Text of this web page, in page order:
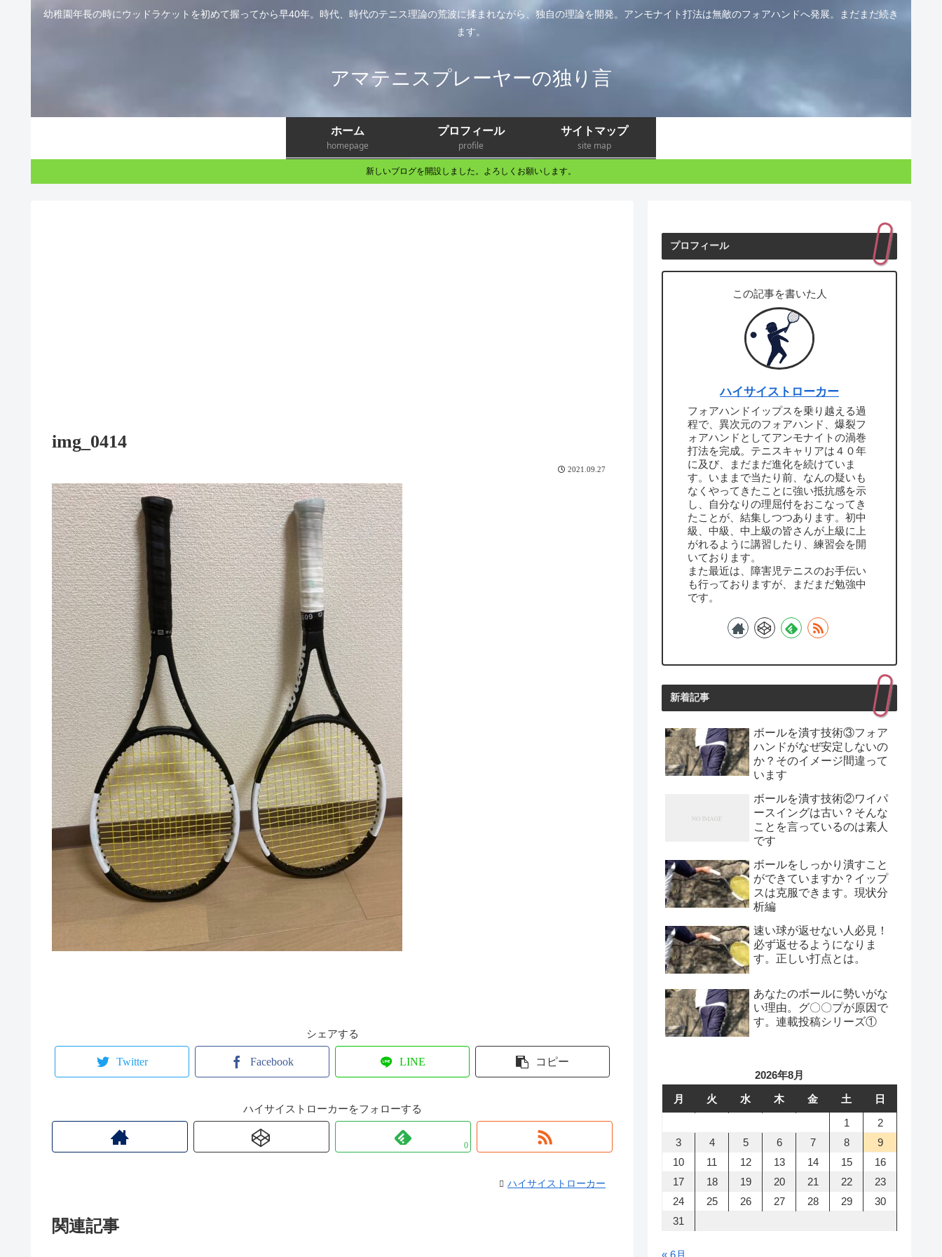
幼稚園年長の時にウッドラケットを初めて握ってから早40年。時代、時代のテニス理論の荒波に揉まれながら、独自の理論を開発。アンモナイト打法は無敵のフォアハンドへ発展。まだまだ続き
ます。
アマテニスプレーヤーの独り言
ホーム
homepage
プロフィール
profile
サイトマップ
site map
新しいブログを開設しました。よろしくお願いします。
img_0414
2021.09.27
シェアする
Twitter Facebook LINE コピー
ハイサイストローカーをフォローする
0
ハイサイストローカー
関連記事
プロフィール
この記事を書いた人
ハイサイストローカー
フォアハンドイップスを乗り越える過
程で、異次元のフォアハンド、爆裂フ
ォアハンドとしてアンモナイトの渦巻
打法を完成。テニスキャリアは４０年
に及び、まだまだ進化を続けていま
す。いままで当たり前、なんの疑いも
なくやってきたことに強い抵抗感を示
し、自分なりの理屈付をおこなってき
たことが、結集しつつあります。初中
級、中級、中上級の皆さんが上級に上
がれるように講習したり、練習会を開
いております。
また最近は、障害児テニスのお手伝い
も行っておりますが、まだまだ勉強中
です。
新着記事
ボールを潰す技術③フォア
ハンドがなぜ安定しないの
か？そのイメージ間違って
います
ボールを潰す技術②ワイパ
ースイングは古い？そんな
ことを言っているのは素人
です
ボールをしっかり潰すこと
ができていますか？イップ
スは克服できます。現状分
析編
速い球が返せない人必見！
必ず返せるようになりま
す。正しい打点とは。
あなたのボールに勢いがな
い理由。グ〇〇プが原因で
す。連載投稿シリーズ①
2026年8月
月
火 水 木 金 土
日
1
2
3
4 5 6 7 8
9
10
11 12 13 14 15
16
17
18 19 20 21 22
23
24
25 26 27 28 29
30
31